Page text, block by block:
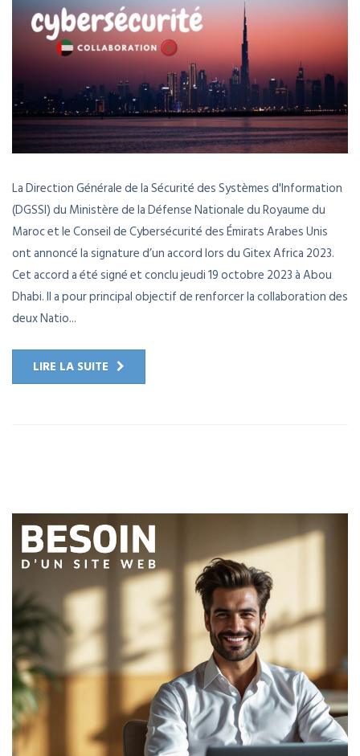
La Direction Générale de la Sécurité des Systèmes d'Information
(DGSSI) du Ministère de la Défense Nationale du Royaume du
Maroc et le Conseil de Cybersécurité des Émirats Arabes Unis
ont annoncé la signature d’un accord lors du Gitex Africa 2023.
Cet accord a été signé et conclu jeudi 19 octobre 2023 à Abou
Dhabi. Il a pour principal objectif de renforcer la collaboration des
deux Natio...
LIRE LA SUITE